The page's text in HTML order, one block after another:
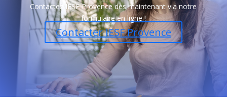
Contactez IESF Provence dès maintenant via notre
formulaire en ligne !
Contacter IESF Provence